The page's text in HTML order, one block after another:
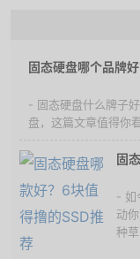
固态硬盘哪个品牌
- 固态硬盘什么牌子
盘，这篇文章值得你看
固
- 如
动
种